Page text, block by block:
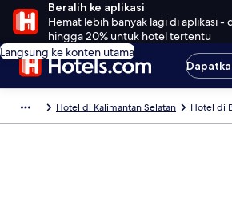
Beralih ke aplikasi
Hemat lebih banyak lagi di aplikasi -
hingga 20% untuk hotel tertentu
Langsung ke konten utama
Hotel di Kalimantan Selatan Hotel di